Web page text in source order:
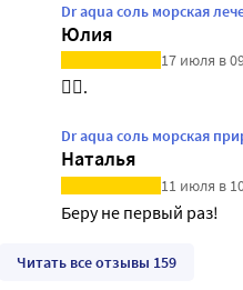
Dr aqua соль морская
Юлия
17 июля в
👍🏻.
Dr aqua соль морская
Наталья
11 июля в
Беру не первый раз!
Читать все отзывы 159